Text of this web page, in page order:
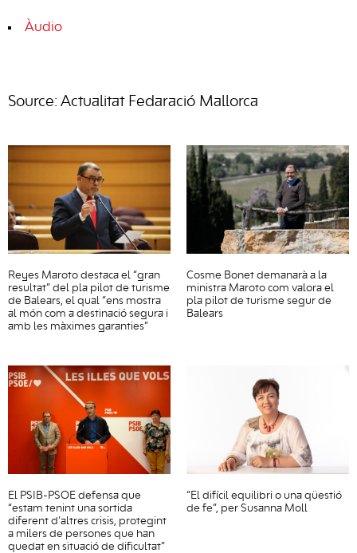
Àudio
Source: Actualitat Fedaració Mallorca
Reyes Maroto destaca el “gran
resultat” del pla pilot de turisme
de Balears, el qual “ens mostra
al món com a destinació segura i
amb les màximes garanties”
Cosme Bonet demanarà a la
ministra Maroto com valora el
pla pilot de turisme segur de
Balears
El PSIB-PSOE defensa que
“estam tenint una sortida
diferent d’altres crisis, protegint
a milers de persones que han
quedat en situació de dificultat”
“El difícil equilibri o una qüestió
de fe”, per Susanna Moll